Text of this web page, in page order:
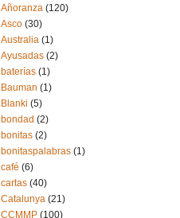
Añoranza (120)
Asco (30)
Australia (1)
Ayusadas (2)
baterías (1)
Bauman (1)
Blanki (5)
bondad (2)
bonitas (2)
bonitaspalabras (1)
café (6)
cartas (40)
Catalunya (21)
CCMMP (100)